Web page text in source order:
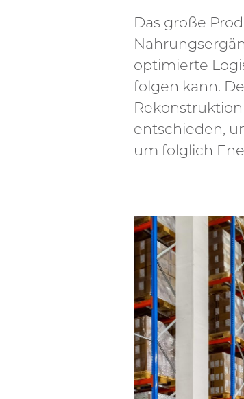
Das große
optimierte
folgen kann.
entschieden,
um folglich